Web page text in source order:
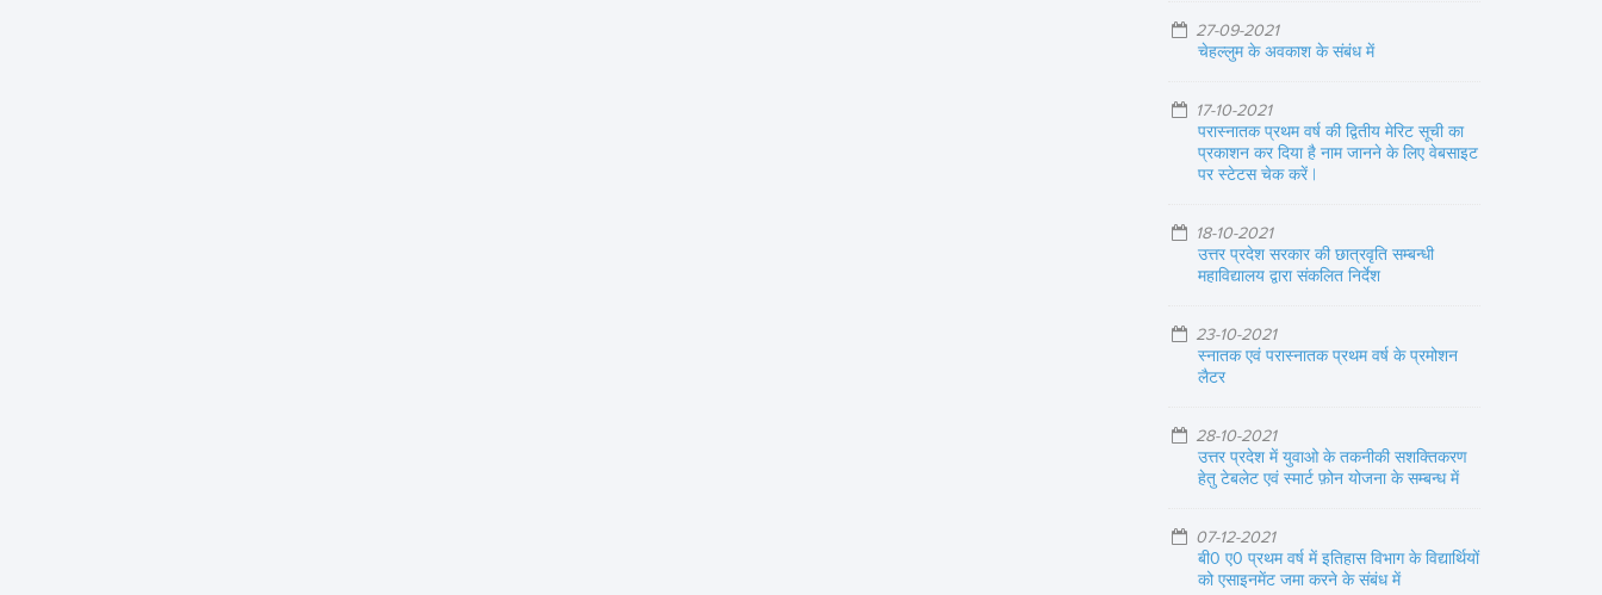
27-09-2021
चेहल्लुम के अवकाश के संबंध में
17-10-2021
परास्नातक प्रथम वर्ष की द्वितीय मेरिट सूची का
प्रकाशन कर दिया है नाम जानने के लिए वेबसाइट
पर स्टेटस चेक करें |
18-10-2021
उत्तर प्रदेश सरकार की छात्रवृति सम्बन्धी
महाविद्यालय द्वारा संकलित निर्देश
23-10-2021
स्नातक एवं परास्नातक प्रथम वर्ष के प्रमोशन
लैटर
28-10-2021
उत्तर प्रदेश में युवाओ के तकनीकी सशक्तिकरण
हेतु टेबलेट एवं स्मार्ट फ़ोन योजना के सम्बन्ध में
07-12-2021
बी0 ए0 प्रथम वर्ष में इतिहास विभाग के विद्यार्थियों
को एसाइनमेंट जमा करने के संबंध में